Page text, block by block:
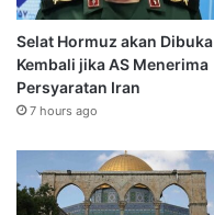
Selat Hormuz akan Dibuka
Kembali jika AS Menerima
Persyaratan Iran
7 hours ago